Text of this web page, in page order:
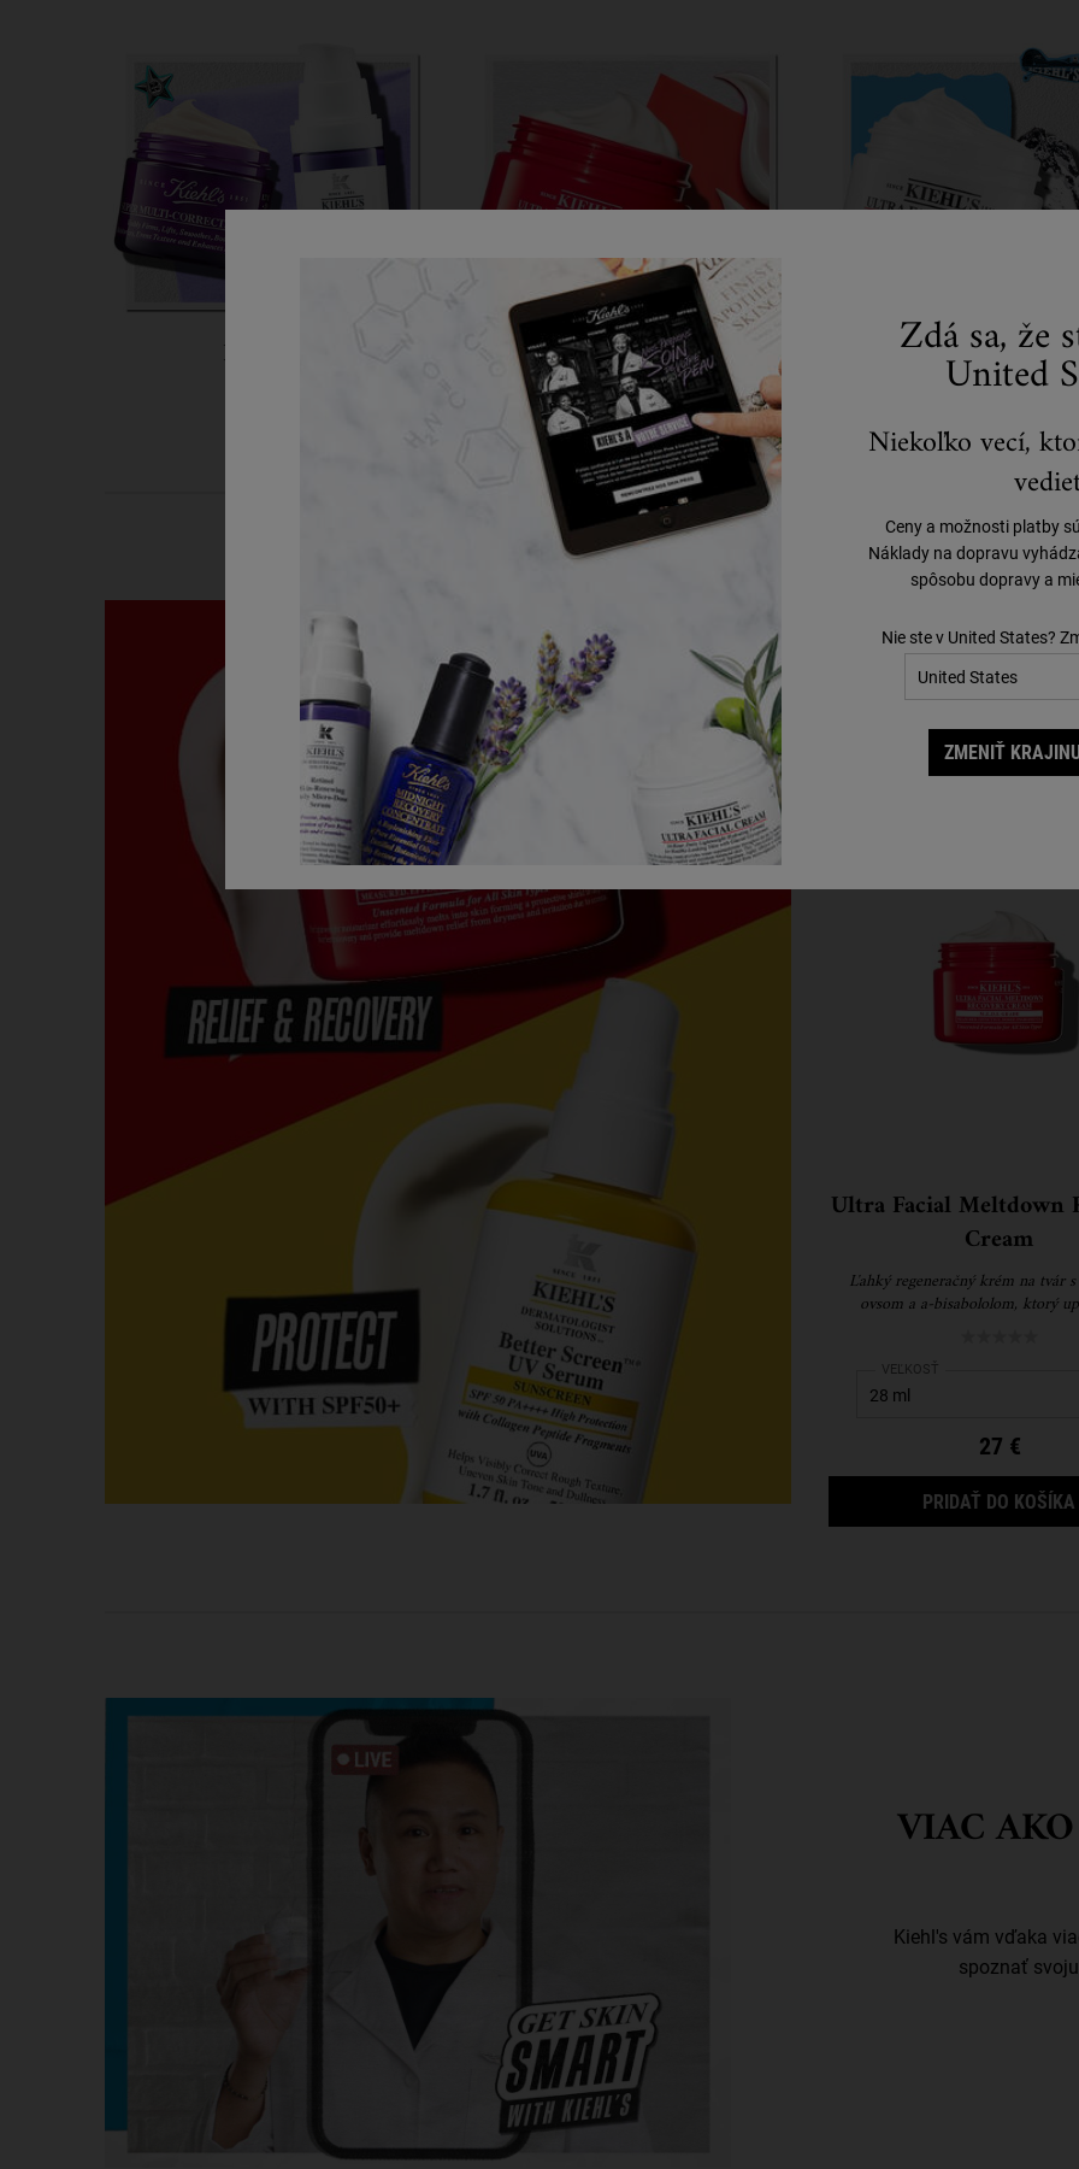
Bestsellery Novinky Ultra Facial
TÉMA
Starostlivosť
Po týždňoch slnka, horúčav
objavovať nejednotný tón,
jas, sa do polovice augusta
Ultra Facial Meltdown
Cream
Ľahký regeneračný krém na tvár
ovsom a a-bisabololom, ktorý
Select a
VEĽKOSŤ
27 €
PRIDAŤ DO KOŠÍKA
VIAC
Kiehl's vám vďaka
spoznať
Zdá sa, že
United
Niekoľko vecí,
Ceny a možnosti platby
Náklady na dopravu
spôsobu dopravy a
Nie ste v United States?
ZMENIŤ